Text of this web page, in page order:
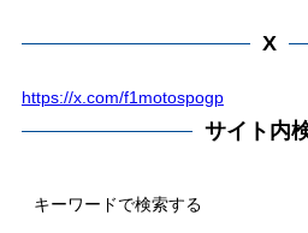
X
https://x.com/f1motospogp
サイト内